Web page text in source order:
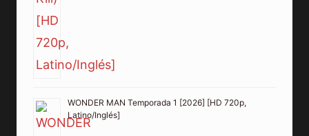
WONDER MAN Temporada 1 [2026] [HD 720p,
Latino/Inglés]